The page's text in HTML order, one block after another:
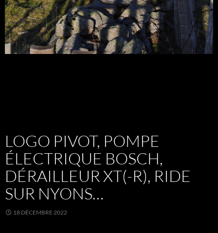
LOGO PIVOT, POMPE
ÉLECTRIQUE BOSCH,
DÉRAILLEUR XT(-R), RIDE
SUR NYONS…
18 DÉCEMBRE 2022